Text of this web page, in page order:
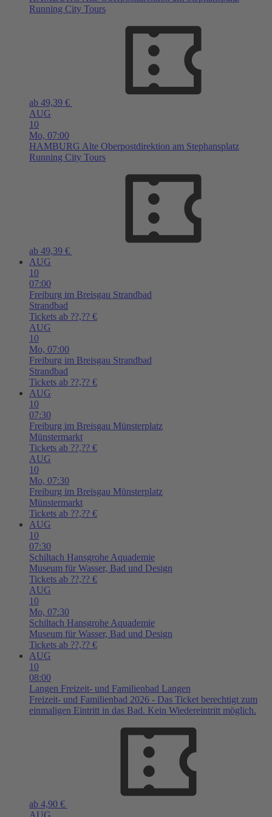
Running City Tours
ab 49,39 €
AUG
10
Mo, 07:00
HAMBURG Alte Oberpostdirektion am Stephansplatz
Running City Tours
ab 49,39 €
AUG
10
07:00
Freiburg im Breisgau Strandbad
Strandbad
Tickets ab ??,?? €
AUG
10
Mo, 07:00
Freiburg im Breisgau Strandbad
Strandbad
Tickets ab ??,?? €
AUG
10
07:30
Freiburg im Breisgau Münsterplatz
Münstermarkt
Tickets ab ??,?? €
AUG
10
Mo, 07:30
Freiburg im Breisgau Münsterplatz
Münstermarkt
Tickets ab ??,?? €
AUG
10
07:30
Schiltach Hansgrohe Aquademie
Museum für Wasser, Bad und Design
Tickets ab ??,?? €
AUG
10
Mo, 07:30
Schiltach Hansgrohe Aquademie
Museum für Wasser, Bad und Design
Tickets ab ??,?? €
AUG
10
08:00
Langen Freizeit- und Familienbad Langen
Freizeit- und Familienbad 2026 - Das Ticket berechtigt zum
einmaligen Eintritt in das Bad. Kein Wiedereintritt möglich.
ab 4,90 €
AUG